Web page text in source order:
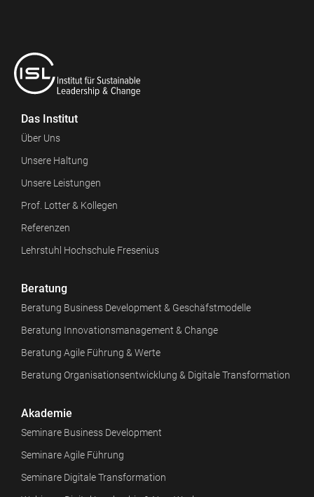
Das Institut
Über Uns
Unsere Haltung
Unsere Leistungen
Prof. Lotter & Kollegen
Referenzen
Lehrstuhl Hochschule Fresenius
Beratung
Beratung Business Development & Geschäfstmodelle
Beratung Innovationsmanagement & Change
Beratung Agile Führung & Werte
Beratung Organisationsentwicklung & Digitale Transformation
Akademie
Seminare Business Development
Seminare Agile Führung
Seminare Digitale Transformation